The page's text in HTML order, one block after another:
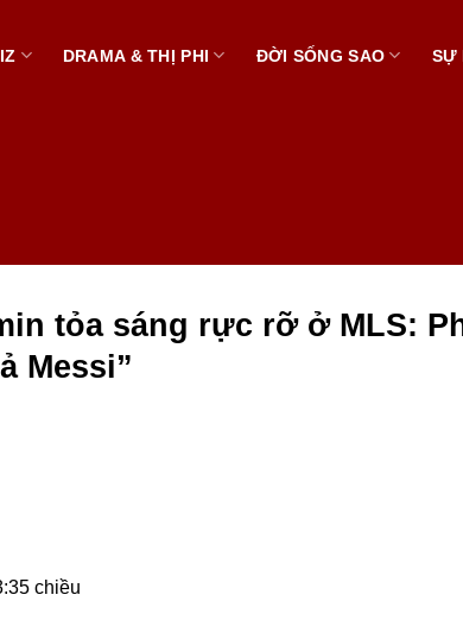
DRAMA & THỊ PHI ĐỜI SỐNG SAO SỰ
tỏa sáng rực rỡ ở MLS:
Messi”
chiều